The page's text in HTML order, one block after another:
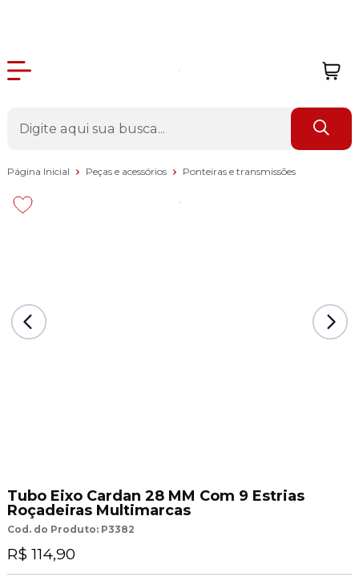
Página Inicial Peças e acessórios Ponteiras e transmissões
Tubo Eixo Cardan 28 MM Com 9 Estrias
Roçadeiras Multimarcas
Cod. do Produto: P3382
R$ 114,90